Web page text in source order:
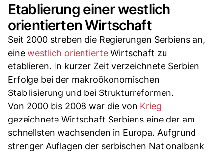
Etablierung einer westlich
orientierten Wirtschaft
Seit 2000 streben die Regierungen Serbiens an,
eine westlich orientierte Wirtschaft zu
etablieren. In kurzer Zeit verzeichnete Serbien
Erfolge bei der makroökonomischen
Stabilisierung und bei Strukturreformen.
Von 2000 bis 2008 war die von Krieg
gezeichnete Wirtschaft Serbiens eine der am
schnellsten wachsenden in Europa. Aufgrund
strenger Auflagen der serbischen Nationalbank